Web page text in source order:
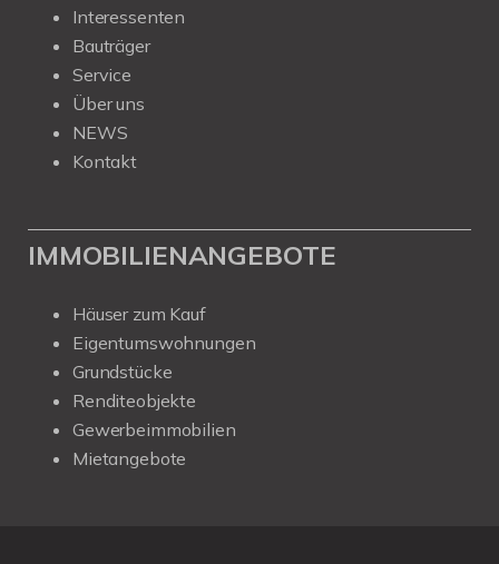
Interessenten
Bauträger
Service
Über uns
NEWS
Kontakt
IMMOBILIENANGEBOTE
Häuser zum Kauf
Eigentumswohnungen
Grundstücke
Renditeobjekte
Gewerbeimmobilien
Mietangebote